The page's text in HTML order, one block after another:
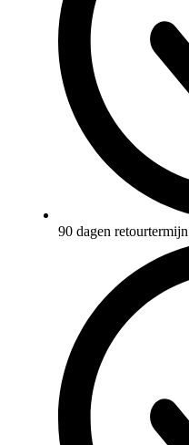
90 dagen retourtermijn